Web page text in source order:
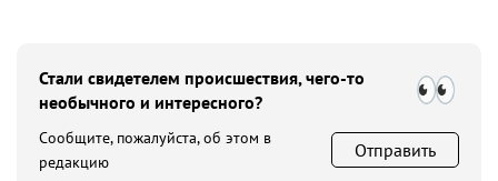
Стали свидетелем происшествия, чего-то
необычного и интересного?
Сообщите, пожалуйста, об этом в
редакцию
Отправить